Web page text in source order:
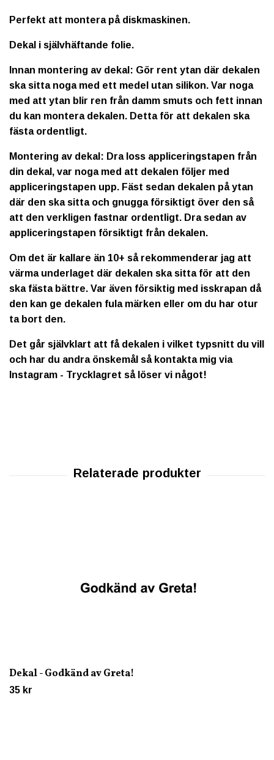
Perfekt att montera på diskmaskinen.
Dekal i självhäftande folie.
Innan montering av dekal: Gör rent ytan där dekalen
ska sitta noga med ett medel utan silikon. Var noga
med att ytan blir ren från damm smuts och fett innan
du kan montera dekalen. Detta för att dekalen ska
fästa ordentligt.
Montering av dekal: Dra loss appliceringstapen från
din dekal, var noga med att dekalen följer med
appliceringstapen upp. Fäst sedan dekalen på ytan
där den ska sitta och gnugga försiktigt över den så
att den verkligen fastnar ordentligt. Dra sedan av
appliceringstapen försiktigt från dekalen.
Om det är kallare än 10+ så rekommenderar jag att
värma underlaget där dekalen ska sitta för att den
ska fästa bättre. Var även försiktig med isskrapan då
den kan ge dekalen fula märken eller om du har otur
ta bort den.
Det går självklart att få dekalen i vilket typsnitt du vill
och har du andra önskemål så kontakta mig via
Instagram - Trycklagret så löser vi något!
Dekal - Godkänd av Greta!
35 kr